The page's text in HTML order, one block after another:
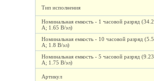
Тип исполнения
Номинальная емкость - 1 часовой разряд (34.2
А; 1.65 В/эл)
Номинальная емкость - 10 часовой разряд (5.5
А; 1.8 В/эл)
Номинальная емкость - 5 часовой разряд (9.23
А; 1.75 В/эл)
Артикул